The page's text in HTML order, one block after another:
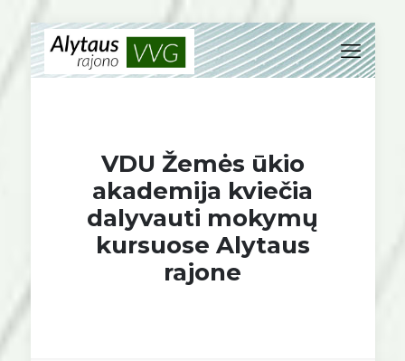
VDU Žemės ūkio
akademija kviečia
dalyvauti mokymų
kursuose Alytaus
rajone